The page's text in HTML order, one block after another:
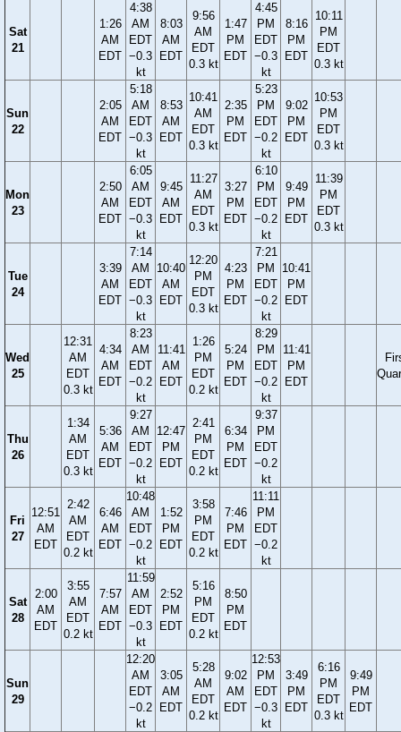
Sat
21
1:26
AM
EDT
4:38
AM
EDT
−0.3
kt
8:03
AM
EDT
9:56
AM
EDT
0.3 kt
1:47
PM
EDT
4:45
PM
EDT
−0.3
kt
8:16
PM
EDT
10:11
PM
EDT
0.3 kt
Sun
22
2:05
AM
EDT
5:18
AM
EDT
−0.3
kt
8:53
AM
EDT
10:41
AM
EDT
0.3 kt
2:35
PM
EDT
5:23
PM
EDT
−0.2
kt
9:02
PM
EDT
10:53
PM
EDT
0.3 kt
Mon
23
2:50
AM
EDT
6:05
AM
EDT
−0.3
kt
9:45
AM
EDT
11:27
AM
EDT
0.3 kt
3:27
PM
EDT
6:10
PM
EDT
−0.2
kt
9:49
PM
EDT
11:39
PM
EDT
0.3 kt
Tue
24
3:39
AM
EDT
7:14
AM
EDT
−0.3
kt
10:40
AM
EDT
12:20
PM
EDT
0.3 kt
4:23
PM
EDT
7:21
PM
EDT
−0.2
kt
10:41
PM
EDT
Wed
25
12:31
AM
EDT
0.3 kt
4:34
AM
EDT
8:23
AM
EDT
−0.2
kt
11:41
AM
EDT
1:26
PM
EDT
0.2 kt
5:24
PM
EDT
8:29
PM
EDT
−0.2
kt
11:41
PM
EDT
Thu
26
1:34
AM
EDT
0.3 kt
5:36
AM
EDT
9:27
AM
EDT
−0.2
kt
12:47
PM
EDT
2:41
PM
EDT
0.2 kt
6:34
PM
EDT
9:37
PM
EDT
−0.2
kt
Fri
27
12:51
AM
EDT
2:42
AM
EDT
0.2 kt
6:46
AM
EDT
10:48
AM
EDT
−0.2
kt
1:52
PM
EDT
3:58
PM
EDT
0.2 kt
7:46
PM
EDT
11:11
PM
EDT
−0.2
kt
Sat
28
2:00
AM
EDT
3:55
AM
EDT
0.2 kt
7:57
AM
EDT
11:59
AM
EDT
−0.3
kt
2:52
PM
EDT
5:16
PM
EDT
0.2 kt
8:50
PM
EDT
Sun
29
12:20
AM
EDT
−0.2
kt
3:05
AM
EDT
5:28
AM
EDT
0.2 kt
9:02
AM
EDT
12:53
PM
EDT
−0.3
kt
3:49
PM
EDT
6:16
PM
EDT
0.3 kt
9:49
PM
EDT